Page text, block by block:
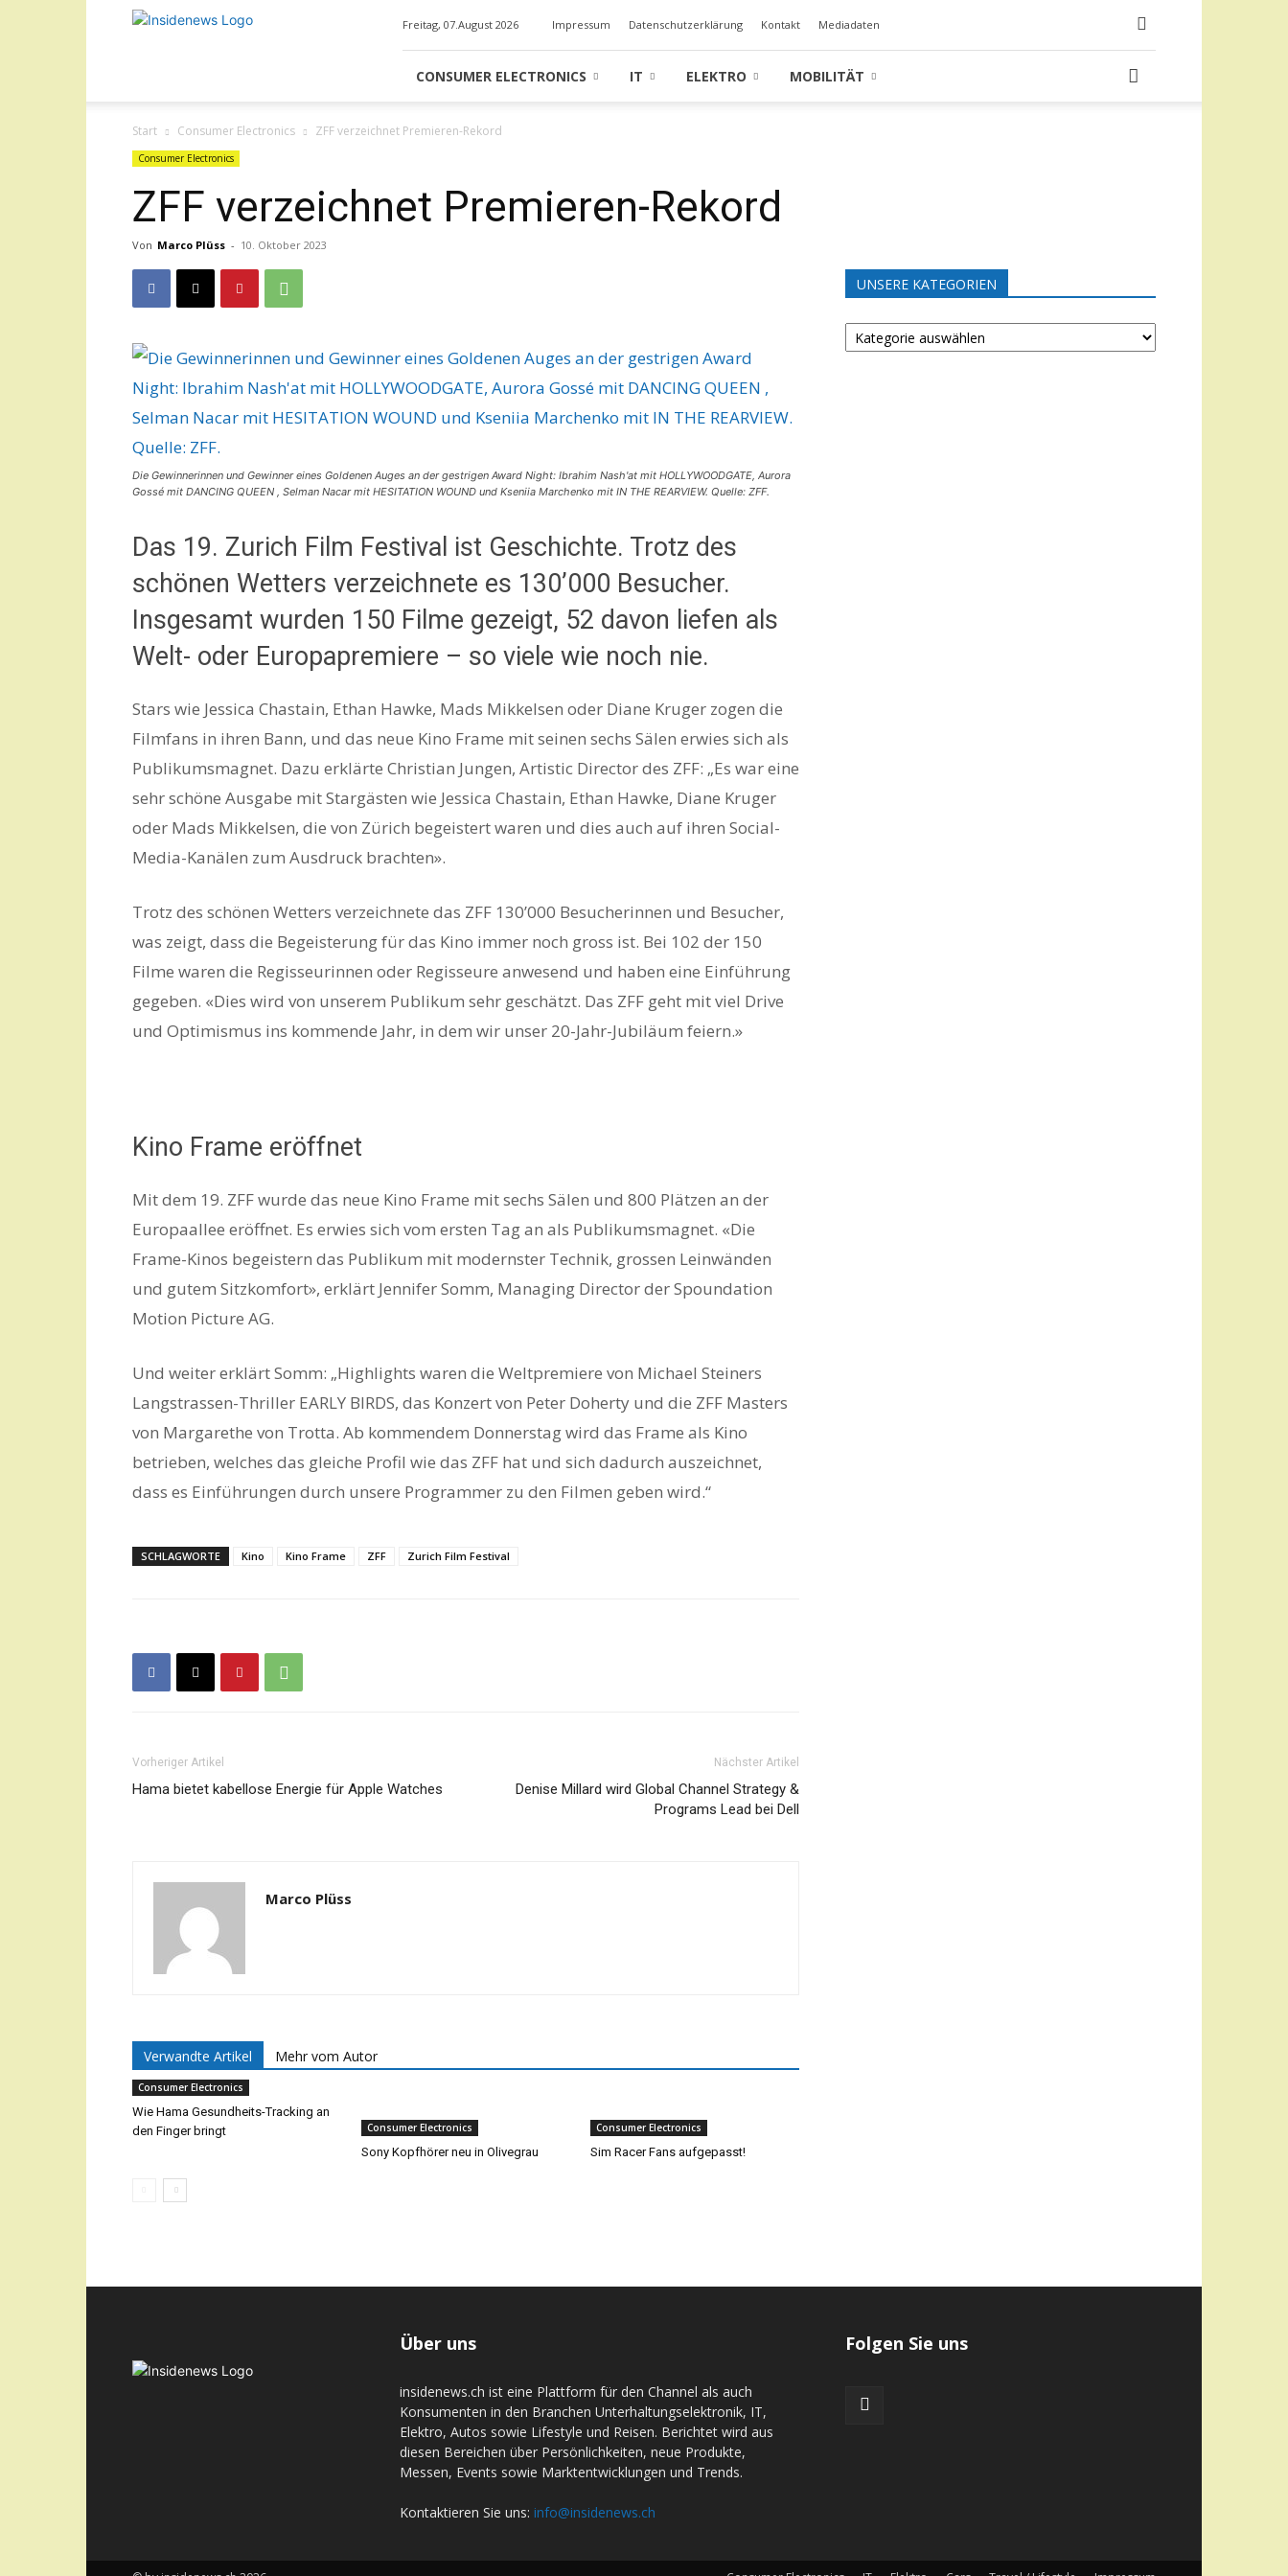
Insidenews
Freitag, 07.August 2026 Impressum Datenschutzerklärung Kontakt Mediadaten
CONSUMER ELECTRONICS IT ELEKTRO MOBILITÄT
Start Consumer Electronics ZFF verzeichnet Premieren-Rekord
Consumer Electronics
ZFF verzeichnet Premieren-Rekord
Von Marco Plüss - 10. Oktober 2023
Die Gewinnerinnen und Gewinner eines Goldenen Auges an der gestrigen Award Night: Ibrahim Nash'at mit HOLLYWOODGATE, Aurora
Gossé mit DANCING QUEEN , Selman Nacar mit HESITATION WOUND und Kseniia Marchenko mit IN THE REARVIEW. Quelle: ZFF.
Das 19. Zurich Film Festival ist Geschichte. Trotz des
schönen Wetters verzeichnete es 130’000 Besucher.
Insgesamt wurden 150 Filme gezeigt, 52 davon liefen als
Welt- oder Europapremiere – so viele wie noch nie.
Stars wie Jessica Chastain, Ethan Hawke, Mads Mikkelsen oder Diane Kruger zogen die
Filmfans in ihren Bann, und das neue Kino Frame mit seinen sechs Sälen erwies sich als
Publikumsmagnet. Dazu erklärte Christian Jungen, Artistic Director des ZFF: „Es war eine
sehr schöne Ausgabe mit Stargästen wie Jessica Chastain, Ethan Hawke, Diane Kruger
oder Mads Mikkelsen, die von Zürich begeistert waren und dies auch auf ihren Social-
Media-Kanälen zum Ausdruck brachten».
Trotz des schönen Wetters verzeichnete das ZFF 130’000 Besucherinnen und Besucher,
was zeigt, dass die Begeisterung für das Kino immer noch gross ist. Bei 102 der 150
Filme waren die Regisseurinnen oder Regisseure anwesend und haben eine Einführung
gegeben. «Dies wird von unserem Publikum sehr geschätzt. Das ZFF geht mit viel Drive
und Optimismus ins kommende Jahr, in dem wir unser 20-Jahr-Jubiläum feiern.»
Kino Frame eröffnet
Mit dem 19. ZFF wurde das neue Kino Frame mit sechs Sälen und 800 Plätzen an der
Europaallee eröffnet. Es erwies sich vom ersten Tag an als Publikumsmagnet. «Die
Frame-Kinos begeistern das Publikum mit modernster Technik, grossen Leinwänden
und gutem Sitzkomfort», erklärt Jennifer Somm, Managing Director der Spoundation
Motion Picture AG.
Und weiter erklärt Somm: „Highlights waren die Weltpremiere von Michael Steiners
Langstrassen-Thriller EARLY BIRDS, das Konzert von Peter Doherty und die ZFF Masters
von Margarethe von Trotta. Ab kommendem Donnerstag wird das Frame als Kino
betrieben, welches das gleiche Profil wie das ZFF hat und sich dadurch auszeichnet,
dass es Einführungen durch unsere Programmer zu den Filmen geben wird.“
SCHLAGWORTE Kino Kino Frame ZFF Zurich Film Festival
Vorheriger Artikel
Hama bietet kabellose Energie für Apple Watches
Nächster Artikel
Denise Millard wird Global Channel Strategy &
Programs Lead bei Dell
Marco Plüss
Verwandte Artikel Mehr vom Autor
Consumer Electronics
Wie Hama Gesundheits-Tracking an
den Finger bringt
Consumer Electronics
Sony Kopfhörer neu in Olivegrau
Consumer Electronics
Sim Racer Fans aufgepasst!
UNSERE KATEGORIEN
UNSERE
KATEGORIEN
Über uns
insidenews.ch ist eine Plattform für den Channel als auch
Konsumenten in den Branchen Unterhaltungselektronik, IT,
Elektro, Autos sowie Lifestyle und Reisen. Berichtet wird aus
diesen Bereichen über Persönlichkeiten, neue Produkte,
Messen, Events sowie Marktentwicklungen und Trends.
Kontaktieren Sie uns: info@insidenews.ch
Folgen Sie uns